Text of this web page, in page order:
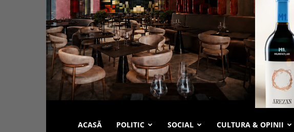
ACASĂ POLITIC SOCIAL CULTURA & OPINII